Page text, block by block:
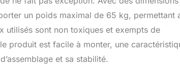
un poids maximal de 65 kg, permettant
utilisés sont non toxiques et exempts de
produit est facile à monter, une
et sa stabilité.